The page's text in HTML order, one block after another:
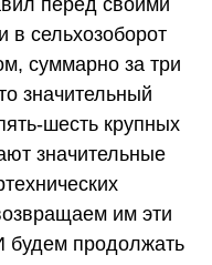
перед своими
в сельхозоборот
суммарно за три
значительный
шесть крупных
значительные
им эти
будем продолжать